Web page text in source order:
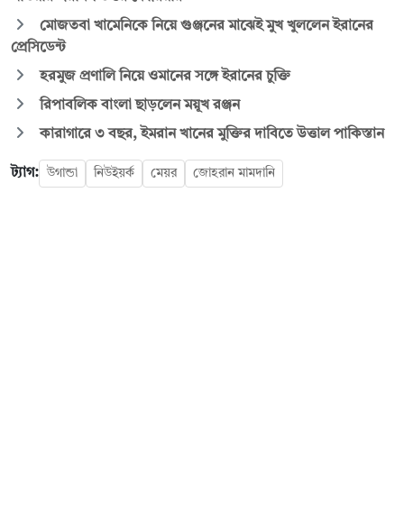
মোজতবা খামেনিকে নিয়ে গুঞ্জনের মাঝেই মুখ খুললেন ইরানের
প্রেসিডেন্ট
হরমুজ প্রণালি নিয়ে ওমানের সঙ্গে ইরানের চুক্তি
রিপাবলিক বাংলা ছাড়লেন ময়ূখ রঞ্জন
কারাগারে ৩ বছর, ইমরান খানের মুক্তির দাবিতে উত্তাল পাকিস্তান
ট্যাগ: উগান্ডা নিউইয়র্ক মেয়র জোহরান মামদানি